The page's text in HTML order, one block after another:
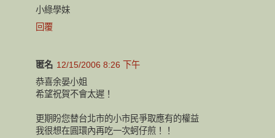
小綠學妹
回覆
匿名 12/15/2006 8:26 下午
恭喜余晏小姐
希望祝賀不會太遲！
更期盼您替台北市的小市民爭取應有的權益
我很想在圓環內再吃一次蚵仔煎！！